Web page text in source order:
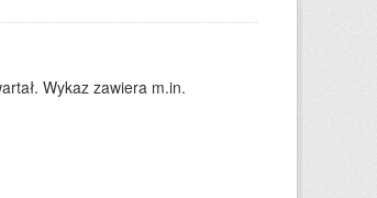
Wykaz zawiera m.in.